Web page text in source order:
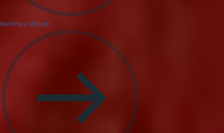
Meeting a Monster